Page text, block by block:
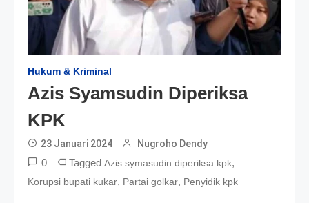
Hukum & Kriminal
Azis Syamsudin Diperiksa
KPK
23 Januari 2024 Nugroho Dendy
0 Tagged Azis symasudin diperiksa kpk,
Korupsi bupati kukar, Partai golkar, Penyidik kpk